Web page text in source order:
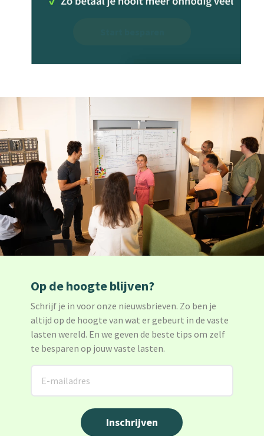
Op de hoogte blijven?
Schrijf je in voor onze nieuwsbrieven. Zo ben je
altijd op de hoogte van wat er gebeurt in de vaste
lasten wereld. En we geven de beste tips om zelf
te besparen op jouw vaste lasten.